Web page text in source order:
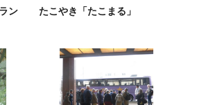
ン
たこやき「たこまる」